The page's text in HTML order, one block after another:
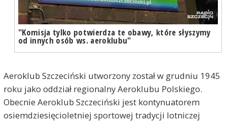
"Komisja tylko potwierdza te obawy, które słyszymy
od innych osób ws. aeroklubu"
Aeroklub Szczeciński utworzony został w grudniu 1945
roku jako oddział regionalny Aeroklubu Polskiego.
Obecnie Aeroklub Szczeciński jest kontynuatorem
osiemdziesięcioletniej sportowej tradycji lotniczej